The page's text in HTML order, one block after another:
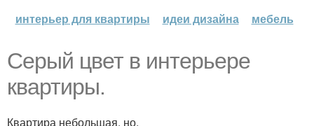
интерьер для квартиры
идеи дизайна мебель
Серый цвет в интерьере
квартиры.
Квартира небольшая, но.